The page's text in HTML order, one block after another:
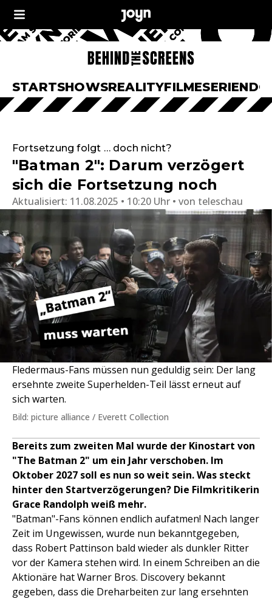
STARTSHOWSREALITYFILMESERIEN
Fortsetzung folgt … doch nicht?
"Batman 2": Darum verzögert
sich die Fortsetzung noch
Aktualisiert: 11.08.2025 • 10:20 Uhr von teleschau
Fledermaus-Fans müssen nun geduldig sein: Der lang
ersehnte zweite Superhelden-Teil lässt erneut auf
sich warten.
Bild: picture alliance / Everett Collection
Bereits zum zweiten Mal wurde der Kinostart von
"The Batman 2" um ein Jahr verschoben. Im
Oktober 2027 soll es nun so weit sein. Was steckt
hinter den Startverzögerungen? Die Filmkritikerin
Grace Randolph weiß mehr.
"Batman"-Fans können endlich aufatmen! Nach langer
Zeit im Ungewissen, wurde nun bekanntgegeben,
dass Robert Pattinson bald wieder als dunkler Ritter
vor der Kamera stehen wird. In einem Schreiben an die
Aktionäre hat Warner Bros. Discovery bekannt
gegeben, dass die Dreharbeiten zur lang ersehnten